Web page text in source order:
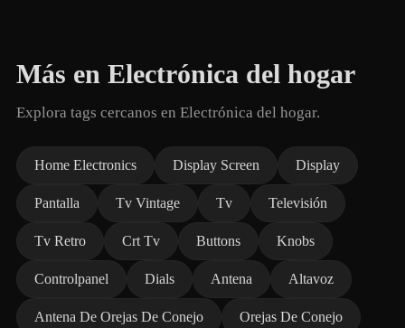
Más en Electrónica del hogar
Explora tags cercanos en Electrónica del hogar.
Home Electronics Display Screen Display
Pantalla Tv Vintage Tv Televisión
Tv Retro Crt Tv Buttons Knobs
Controlpanel Dials Antena Altavoz
Antena De Orejas De Conejo Orejas De Conejo